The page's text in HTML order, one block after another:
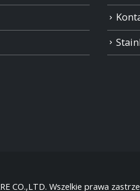
CO.,LTD. Wszelkie prawa